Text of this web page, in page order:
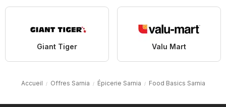
Giant Tiger Valu Mart
Accueil Offres Sarnia Épicerie Sarnia Food Basics Sarnia